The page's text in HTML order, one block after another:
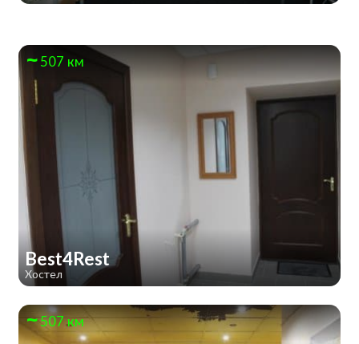
507 км
Best4Rest
Хостел
507 км